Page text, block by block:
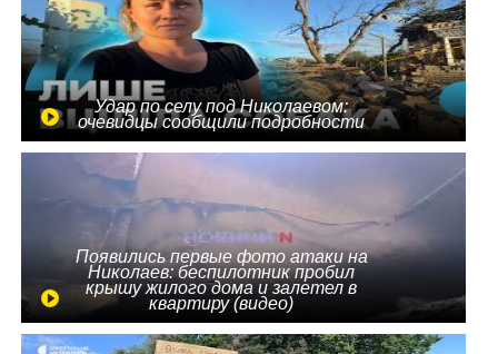
Удар по селу под Николаевом:
очевидцы сообщили подробности
Появились первые фото атаки на
Николаев: беспилотник пробил
крышу жилого дома и залетел в
квартиру (видео)